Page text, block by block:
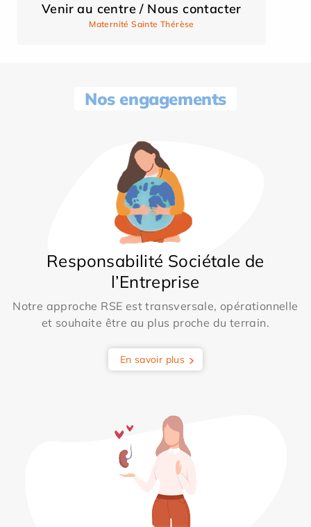
Venir au centre / Nous contacter
Maternité Sainte Thérèse
Nos engagements
Responsabilité Sociétale de
l’Entreprise
Notre approche RSE est transversale, opérationnelle
et souhaite être au plus proche du terrain.
En savoir plus